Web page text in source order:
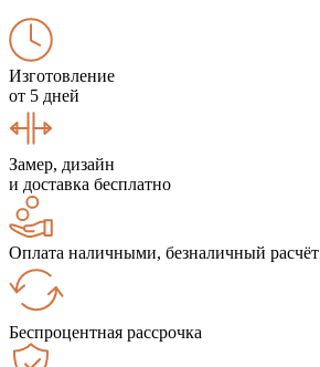
Изготовление
от 5 дней
Замер, дизайн
и доставка бесплатно
Оплата наличными, безналичный расчёт
Беспроцентная рассрочка